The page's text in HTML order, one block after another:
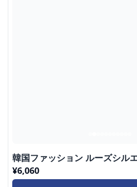
韓国ファッション ルーズシル
¥6,060